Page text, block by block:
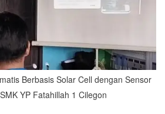
Berbasis Solar Cell dengan Sensor
YP Fatahillah 1 Cilegon